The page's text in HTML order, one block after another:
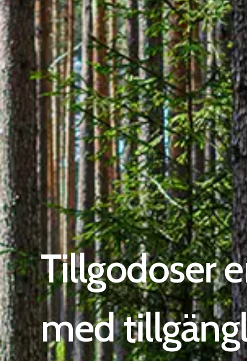
Tillgodoser
med